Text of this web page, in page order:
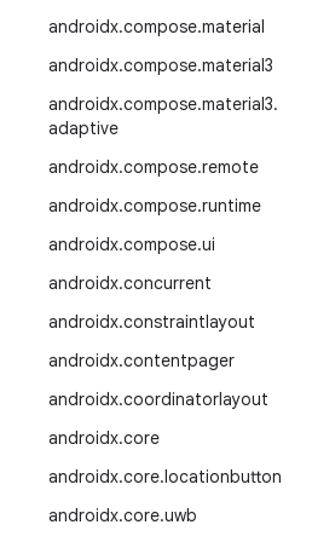
androidx.compose.material
androidx.compose.material3
androidx.compose.material3.
adaptive
androidx.compose.remote
androidx.compose.runtime
androidx.compose.ui
androidx.concurrent
androidx.constraintlayout
androidx.contentpager
androidx.coordinatorlayout
androidx.core
androidx.core.locationbutton
androidx.core.uwb